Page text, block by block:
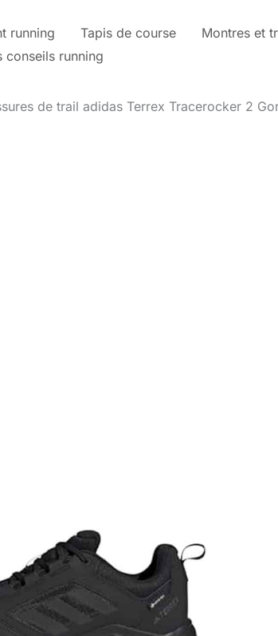
running Tapis de course Montres et
conseils running
de trail adidas Terrex Tracerocker 2